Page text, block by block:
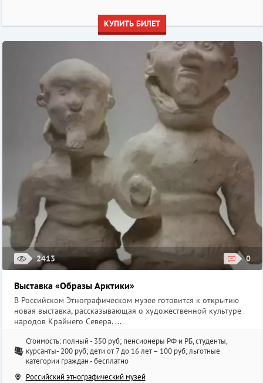
КУПИТЬ БИЛЕТ
2413 0
Выставка «Образы Арктики»
В Российском Этнографическом музее готовится к открытию
новая выставка, рассказывающая о художественной культуре
народов Крайнего Севера. ...
Стоимость: полный - 350 руб; пенсионеры РФ и РБ, студенты,
курсанты- 200 руб; дети от 7 до 16 лет – 100 руб; льготные
категории граждан - бесплатно
Российский этнографический музей